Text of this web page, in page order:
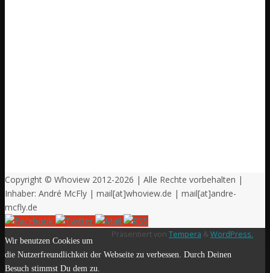
Copyright © Whoview 2012-2026 | Alle Rechte vorbehalten |
Inhaber: André McFly | mail[at]whoview.de | mail[at]andre-
mcfly.de
Präsentiert von Tempera & WordPress.
Wir benutzen Cookies um
die Nutzerfreundlichkeit der Webseite zu verbessen. Durch Deinen
Besuch stimmst Du dem zu.